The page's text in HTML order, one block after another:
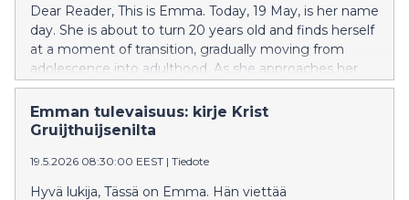
ett före detta tryckeri, ett imponerande brutalistiskt
landmärke från 1960-talet i Esbo, ritat av arkitekten
Aarno Ruusuvuori. I denna särpräglade miljö har
rummet och konsten gått hand i hand, format
upp. Emma har vuxit upp genom relationer: med sina
gemenskaper, med de konstnärer hon samarbetar
med och med de samlingar hon förvaltar. Samarbetet
format hennes syn på den egn
Dear Reader, This is Emma. Today, 19 May, is her name
day. She is about to turn 20 years old and finds herself
at a moment of transition, gradually moving from
adolescence into adulthood. As she approaches her
birthday, she pauses to reflect. Growing up is
inevitable, yet in this moment in time it is not without
its challenges. The belief systems she was once so
reconsider how she understands the world around her.
For two decades, Emma has made her home in a
Emman tulevaisuus: kirje Krist
Gruijthuijsenilta
19.5.2026 08:30:00 EEST | Tiedote
Hyvä lukija, Tässä on Emma. Hän viettää